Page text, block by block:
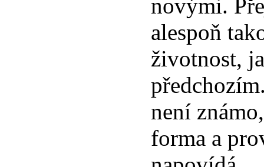
novými.
alespoň
životnost,
není
forma a